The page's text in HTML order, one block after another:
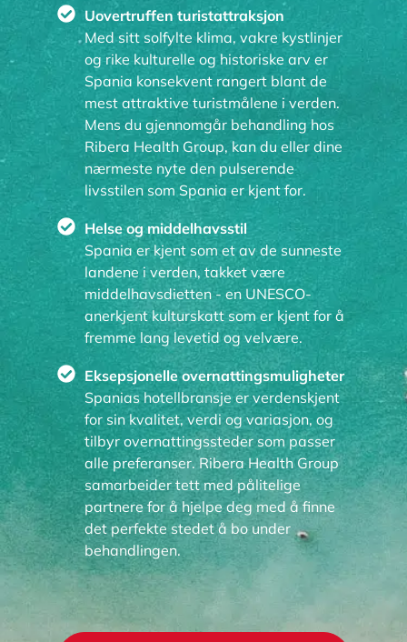
Uovertruffen turistattraksjon
Med sitt solfylte klima, vakre kystlinjer
og rike kulturelle og historiske arv er
Spania konsekvent rangert blant de
mest attraktive turistmålene i verden.
Mens du gjennomgår behandling hos
Ribera Health Group, kan du eller dine
nærmeste nyte den pulserende
livsstilen som Spania er kjent for.
Helse og middelhavsstil
Spania er kjent som et av de sunneste
landene i verden, takket være
middelhavsdietten - en UNESCO-
anerkjent kulturskatt som er kjent for å
fremme lang levetid og velvære.
Eksepsjonelle overnattingsmuligheter
Spanias hotellbransje er verdenskjent
for sin kvalitet, verdi og variasjon, og
tilbyr overnattingssteder som passer
alle preferanser. Ribera Health Group
samarbeider tett med pålitelige
partnere for å hjelpe deg med å finne
det perfekte stedet å bo under
behandlingen.